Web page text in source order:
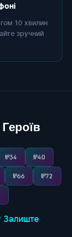
10 хвилин
зручний
№34 №40
№66 №72
Залиште